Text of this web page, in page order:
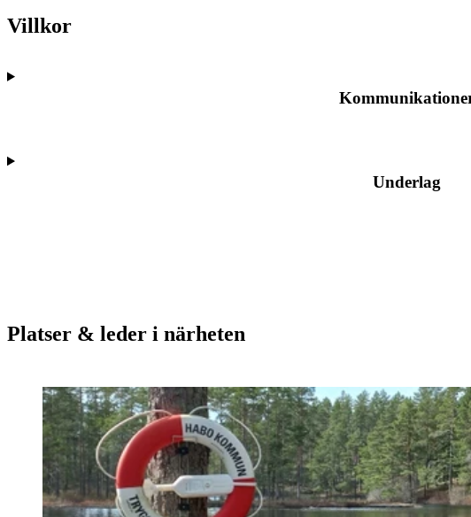
Villkor
Underlag
Platser & leder i närheten